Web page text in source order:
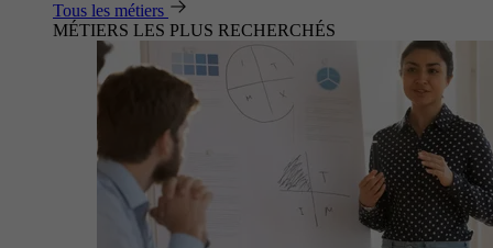
Tous les métiers
MÉTIERS LES PLUS RECHERCHÉS